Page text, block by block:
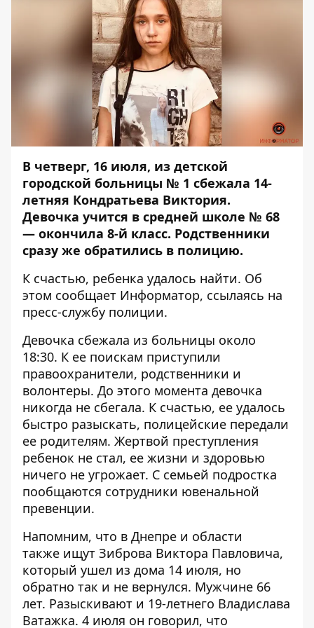
В четверг, 16 июля, из детской
городской больницы № 1 сбежала 14-
летняя Кондратьева Виктория.
Девочка учится в средней школе № 68
— окончила 8-й класс. Родственники
сразу же обратились в полицию.
К счастью, ребенка удалось найти. Об
этом сообщает Информатор, ссылаясь на
пресс-службу полиции.
Девочка сбежала из больницы около
18:30. К ее поискам приступили
правоохранители, родственники и
волонтеры. До этого момента девочка
никогда не сбегала. К счастью, ее удалось
быстро разыскать, полицейские передали
ее родителям. Жертвой преступления
ребенок не стал, ее жизни и здоровью
ничего не угрожает. С семьей подростка
пообщаются сотрудники ювенальной
превенции.
Напомним, что в Днепре и области
также ищут Зиброва Виктора Павловича,
который ушел из дома 14 июля, но
обратно так и не вернулся. Мужчине 66
лет. Разыскивают и 19-летнего Владислава
Ватажка. 4 июля он говорил, что